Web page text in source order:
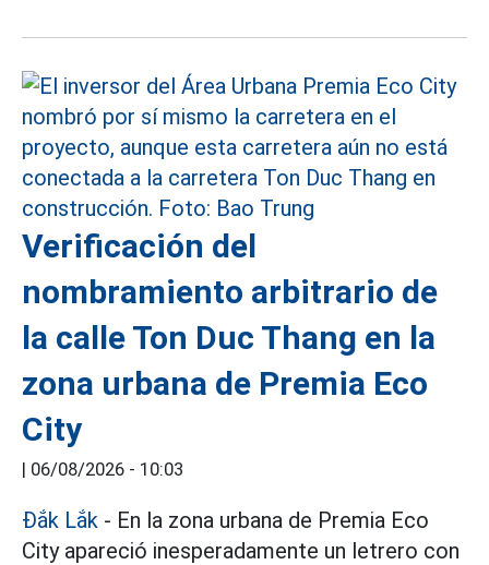
Verificación del
nombramiento arbitrario de
la calle Ton Duc Thang en la
zona urbana de Premia Eco
City
| 06/08/2026 - 10:03
Đắk Lắk - En la zona urbana de Premia Eco
City apareció inesperadamente un letrero con